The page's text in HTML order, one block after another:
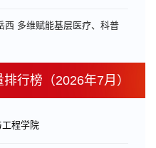
西 多维赋能基层医疗、科普
行榜（2026年7月）
程学院